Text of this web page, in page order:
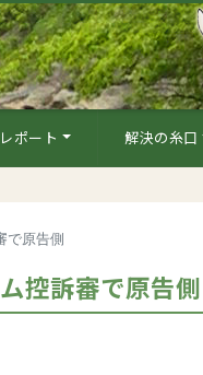
ポート 解決の糸口
原告側
控訴審で原告側